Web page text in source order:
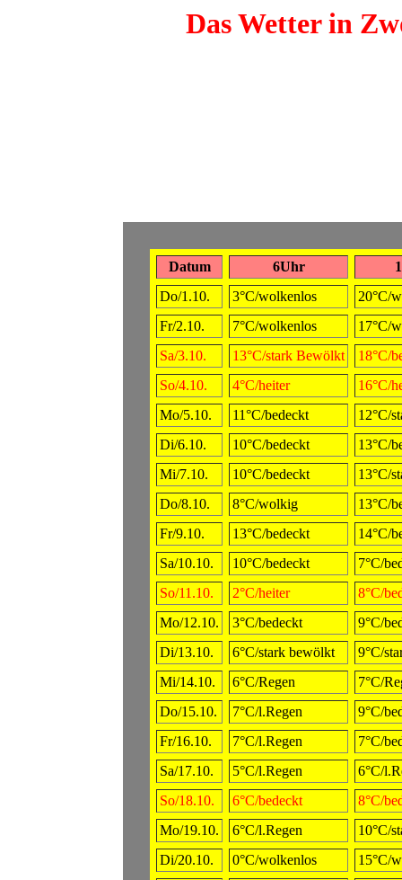
Das Wetter in
Datum 6Uhr
Do/1.10.
3°C/wolkenlos
20°C/
Fr/2.10.
7°C/wolkenlos
17°C/
Sa/3.10.
13°C/stark Bewölkt
18°C/
So/4.10.
4°C/heiter
16°C/
Mo/5.10.
11°C/bedeckt
12°C/
Di/6.10.
10°C/bedeckt
13°C/
Mi/7.10.
10°C/bedeckt
13°C/
Do/8.10.
8°C/wolkig
13°C/
Fr/9.10.
13°C/bedeckt
14°C/
Sa/10.10.
10°C/bedeckt
7°C/
So/11.10.
2°C/heiter
8°C/
Mo/12.10.
3°C/bedeckt
9°C/
Di/13.10.
6°C/stark bewölkt
9°C/
Mi/14.10.
6°C/Regen
7°C/
Do/15.10.
7°C/l.Regen
9°C/
Fr/16.10.
7°C/l.Regen
7°C/
Sa/17.10.
5°C/l.Regen
6°C/
So/18.10.
6°C/bedeckt
8°C/
Mo/19.10.
6°C/l.Regen
10°C/
Di/20.10.
0°C/wolkenlos
15°C/